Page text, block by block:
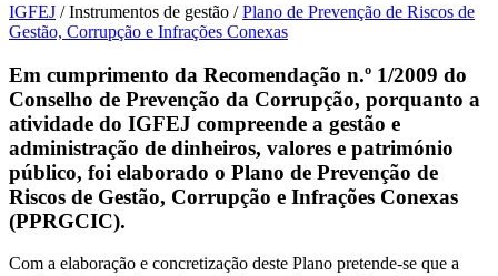
IGFEJ /Instrumentos de gestão /Plano de Prevenção de Riscos de
Gestão, Corrupção e Infrações Conexas
Em cumprimento da Recomendação n.º 1/2009 do
Conselho de Prevenção da Corrupção, porquanto a
atividade do IGFEJ compreende a gestão e
administração de dinheiros, valores e património
público, foi elaborado o Plano de Prevenção de
Riscos de Gestão, Corrupção e Infrações Conexas
(PPRGCIC).
Com a elaboração e concretização deste Plano pretende-se que a